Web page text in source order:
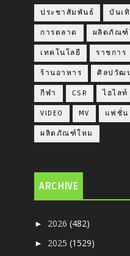
ประชาสัมพันธ์ บันเทิ
การตลาด ผลิตภัณฑ์
เทคโนโลยี ราชการ
ร้านอาหาร ศิลปวัฒ
กีฬา CSR ไฮไลท์
VIDEO MV แฟชั่น
ผลิตภัณฑ์ใหม
ARCHIVE
► 2026(482)
► 2025(1529)